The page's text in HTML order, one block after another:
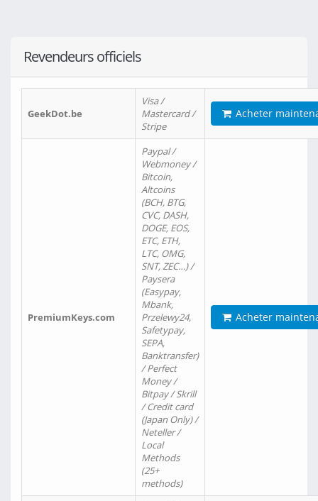
Revendeurs officiels
GeekDot.be
Visa /
Mastercard /
Stripe
Acheter
PremiumKeys.com
Paypal /
Webmoney /
Bitcoin,
Altcoins
(BCH, BTG,
CVC, DASH,
DOGE, EOS,
ETC, ETH,
LTC, OMG,
SNT, ZEC…) /
Paysera
(Easypay,
Mbank,
Przelewy24,
Safetypay,
SEPA,
Banktransfer)
/ Perfect
Money /
Bitpay / Skrill
/ Credit card
(Japan Only) /
Neteller /
Local
Methods
(25+
methods)
Acheter